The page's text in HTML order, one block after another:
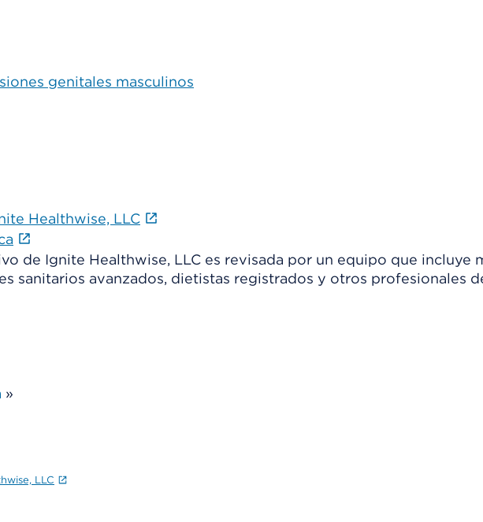
genitales masculinos
Healthwise, LLC
de Ignite Healthwise, LLC es revisada por un equipo que incluye
sanitarios avanzados, dietistas registrados y otros profesionales
»
LLC